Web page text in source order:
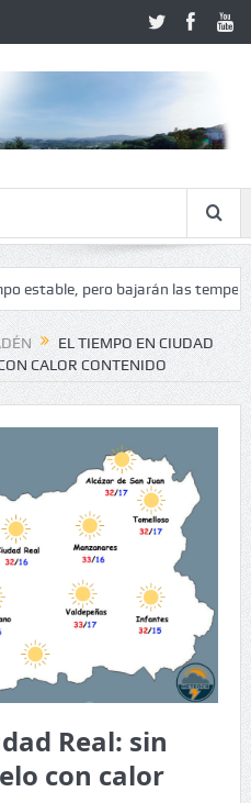
pero bajarán las temperaturas
EL TIEMPO EN CIUDAD
CALOR CONTENIDO
Real: sin
con calor